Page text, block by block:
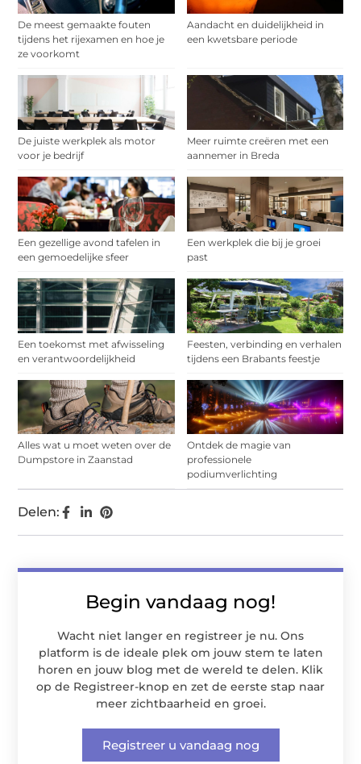
De meest gemaakte fouten
tijdens het rijexamen en hoe je
ze voorkomt
Aandacht en duidelijkheid in
een kwetsbare periode
De juiste werkplek als motor
voor je bedrijf
Meer ruimte creëren met een
aannemer in Breda
Een gezellige avond tafelen in
een gemoedelijke sfeer
Een werkplek die bij je groei
past
Een toekomst met afwisseling
en verantwoordelijkheid
Feesten, verbinding en verhalen
tijdens een Brabants feestje
Alles wat u moet weten over de
Dumpstore in Zaanstad
Ontdek de magie van
professionele
podiumverlichting
Begin vandaag nog!
Wacht niet langer en registreer je nu. Ons
platform is de ideale plek om jouw stem te laten
horen en jouw blog met de wereld te delen. Klik
op de Registreer-knop en zet de eerste stap naar
meer zichtbaarheid en groei.
Registreer u vandaag nog
Delen: